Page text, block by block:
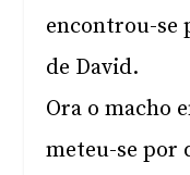
encontrou-se
de David.
Ora o macho
meteu-se por